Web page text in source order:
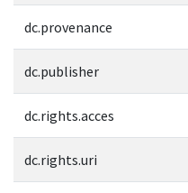
dc.provenance
dc.publisher
dc.rights.acces
dc.rights.uri